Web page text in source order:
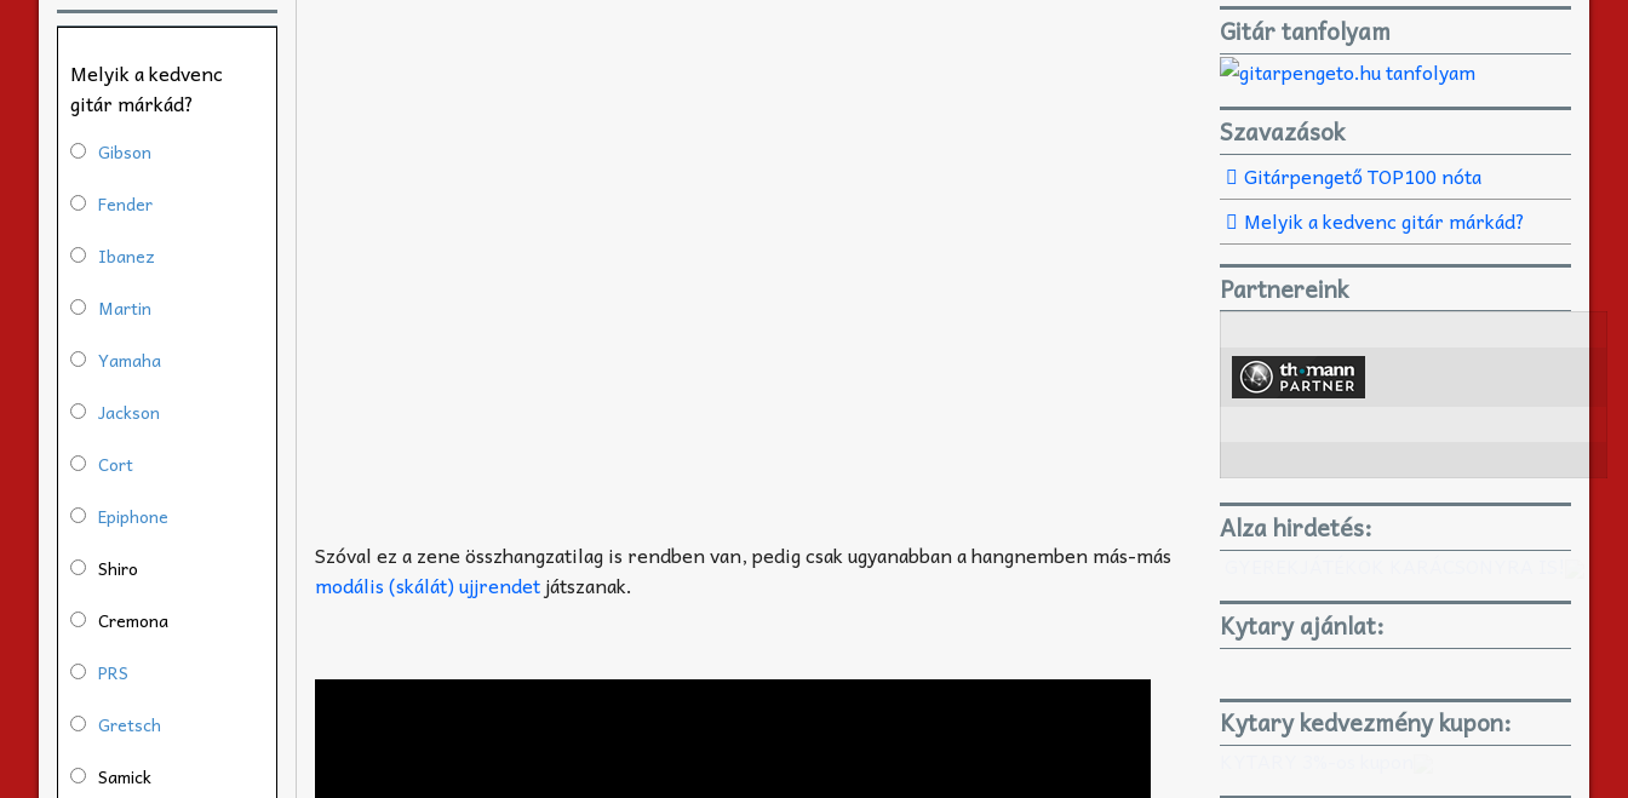
Szóval ez a zene összhangzatilag is rendben van, pedig csak ugyanabban a hangnemben más-más
modális (skálát) ujjrendetjátszanak.
Melyik a kedvenc
gitár márkád?
Gibson
Fender
Ibanez
Martin
Yamaha
Jackson
Cort
Epiphone
Shiro
Cremona
PRS
Gretsch
Samick
Gitár tanfolyam
Szavazások
Gitárpengető TOP100 nóta
Melyik a kedvenc gitár márkád?
Partnereink
Alza hirdetés:
Kytary ajánlat:
Kytary kedvezmény kupon: